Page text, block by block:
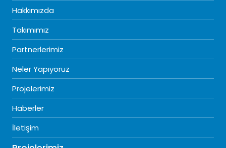
Hakkımızda
Takımımız
Partnerlerimiz
Neler Yapıyoruz
Projelerimiz
Haberler
İletişim